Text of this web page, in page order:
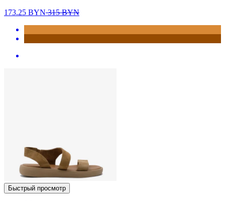
173.25 BYN315BYN
Быстрый просмотр